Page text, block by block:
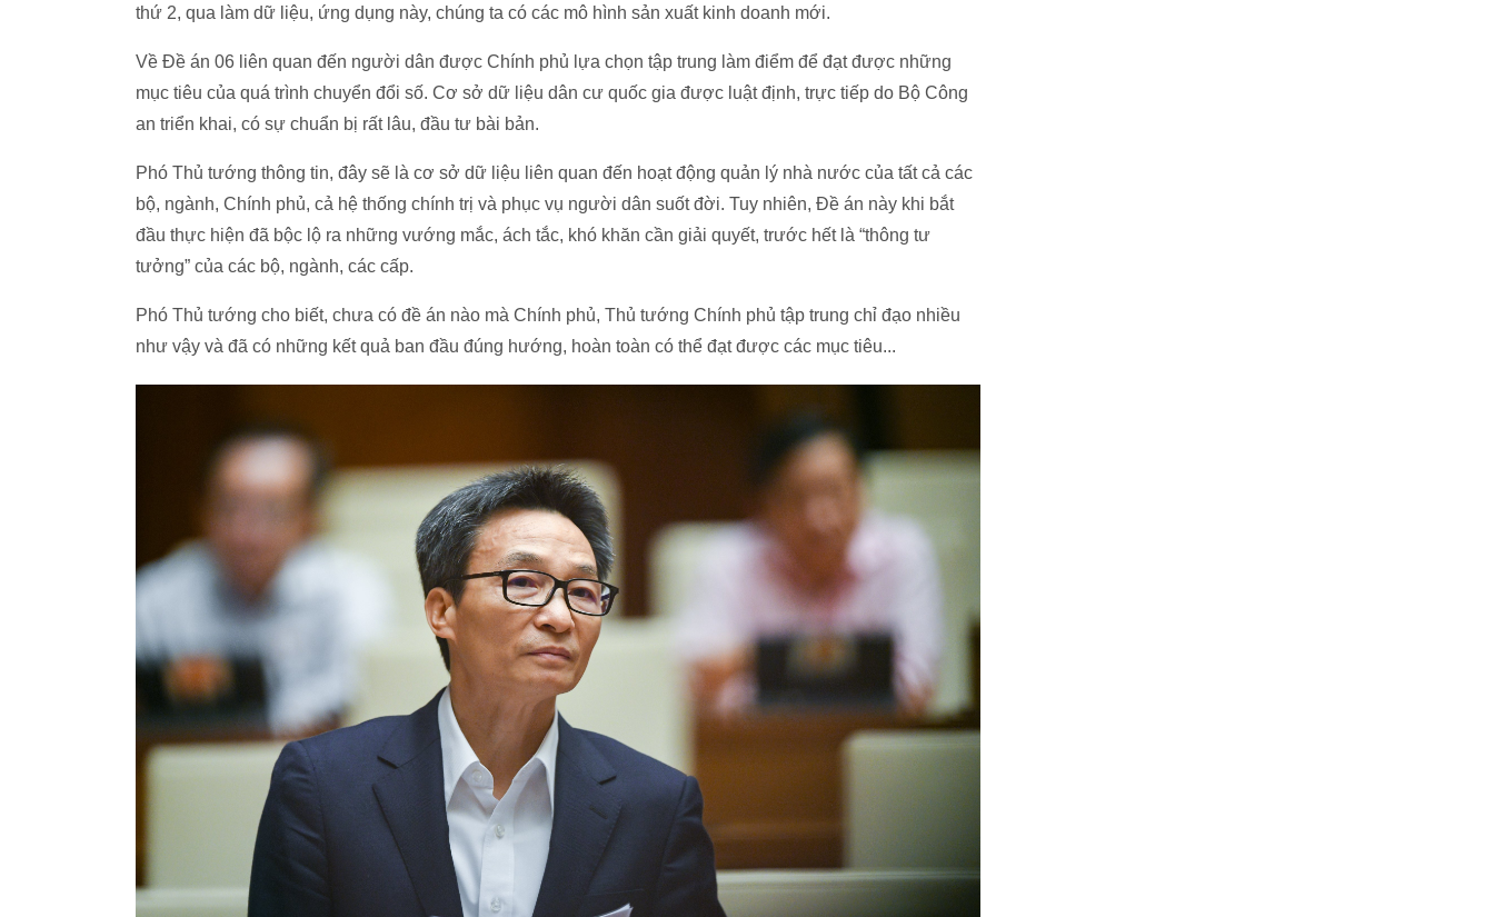
thứ 2, qua làm dữ liệu, ứng dụng này, chúng ta có các mô hình sản xuất kinh doanh mới.
Về Đề án 06 liên quan đến người dân được Chính phủ lựa chọn tập trung làm điểm để đạt được những
mục tiêu của quá trình chuyển đổi số. Cơ sở dữ liệu dân cư quốc gia được luật định, trực tiếp do Bộ Công
an triển khai, có sự chuẩn bị rất lâu, đầu tư bài bản.
Phó Thủ tướng thông tin, đây sẽ là cơ sở dữ liệu liên quan đến hoạt động quản lý nhà nước của tất cả các
bộ, ngành, Chính phủ, cả hệ thống chính trị và phục vụ người dân suốt đời. Tuy nhiên, Đề án này khi bắt
đầu thực hiện đã bộc lộ ra những vướng mắc, ách tắc, khó khăn cần giải quyết, trước hết là “thông tư
tưởng” của các bộ, ngành, các cấp.
Phó Thủ tướng cho biết, chưa có đề án nào mà Chính phủ, Thủ tướng Chính phủ tập trung chỉ đạo nhiều
như vậy và đã có những kết quả ban đầu đúng hướng, hoàn toàn có thể đạt được các mục tiêu...